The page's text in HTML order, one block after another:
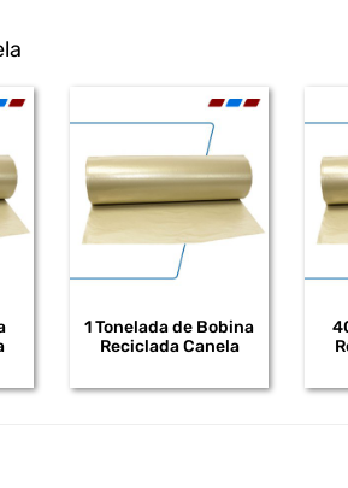
1 Tonelada de Bobina
Reciclada Canela